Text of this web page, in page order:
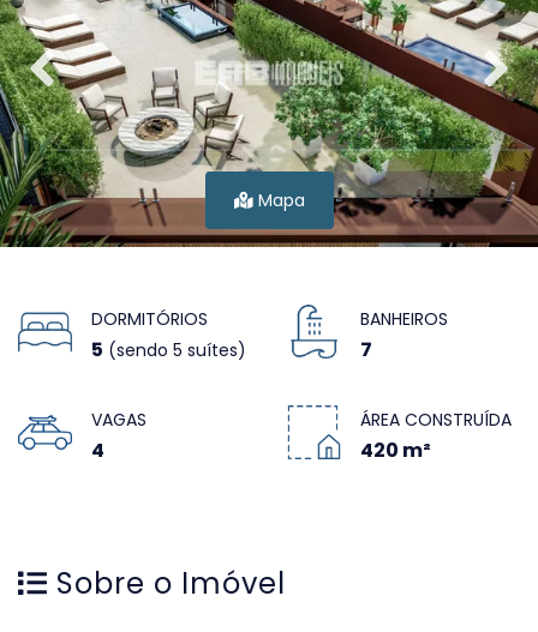
Mapa
DORMITÓRIOS
5 (sendo 5 suítes)
BANHEIROS
7
VAGAS
4
ÁREA CONSTRUÍDA
420 m²
Sobre o Imóvel